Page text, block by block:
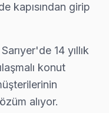
TV Servisi
olarak
kapısından girip
14 yıllık
konut
alıyor.